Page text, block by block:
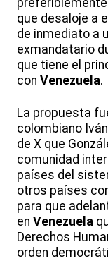
que desaloje a
de inmediato a
exmandatario
que tiene el
con Venezuela.
La propuesta
colombiano
de X que
comunidad
países del
otros países
para que
en Venezuela
Derechos
orden